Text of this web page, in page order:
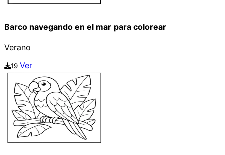
Barco navegando en el mar para colorear
Verano
19 Ver